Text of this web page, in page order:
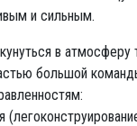
и сильным.
в атмосферу
большой